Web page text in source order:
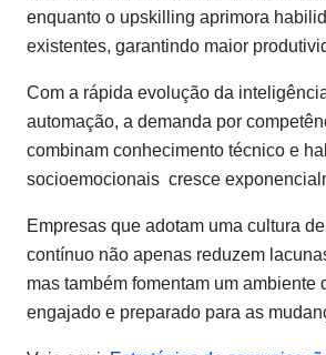
enquanto o upskilling aprimora
existentes, garantindo maior
Com a rápida evolução da
automação, a demanda por
combinam conhecimento técnico e
socioemocionais cresce
Empresas que adotam uma cultura
contínuo não apenas reduzem
mas também fomentam um ambiente
engajado e preparado para as